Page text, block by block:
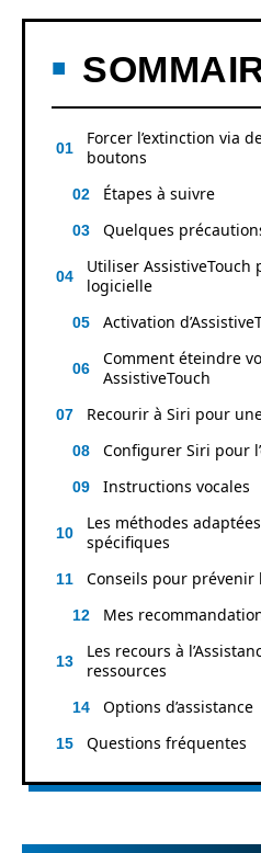
Forcer l’extinction via
boutons
Étapes à suivre
Quelques
Utiliser AssistiveTouch
logicielle
Activation
Comment éteindre
AssistiveTouch
Recourir à Siri pour
Configurer Siri pour
Instructions vocales
Les méthodes
spécifiques
Conseils pour
Mes
Les recours à
ressources
Options d’assistance
Questions fréquentes